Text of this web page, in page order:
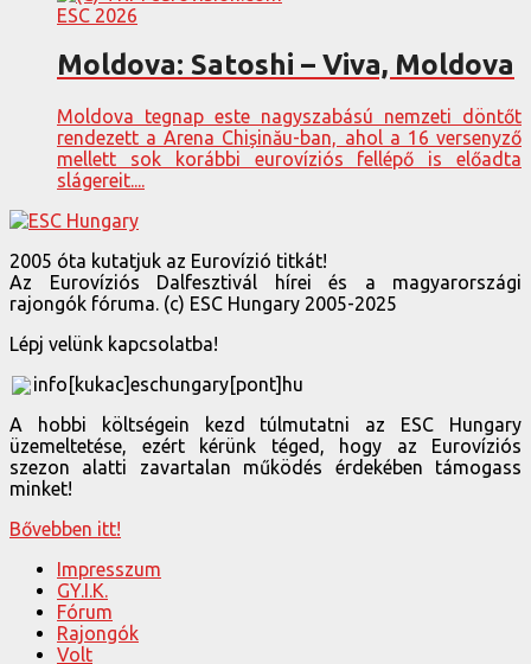
ESC 2026
Moldova: Satoshi – Viva, Moldova
Moldova tegnap este nagyszabású nemzeti döntőt
rendezett a Arena Chișinău-ban, ahol a 16 versenyző
mellett sok korábbi eurovíziós fellépő is előadta
slágereit....
2005 óta kutatjuk az Eurovízió titkát!
Az Eurovíziós Dalfesztivál hírei és a magyarországi
rajongók fóruma. (c) ESC Hungary 2005-2025
Lépj velünk kapcsolatba!
info[kukac]eschungary[pont]hu
A hobbi költségein kezd túlmutatni az ESC Hungary
üzemeltetése, ezért kérünk téged, hogy az Eurovíziós
szezon alatti zavartalan működés érdekében támogass
minket!
Bővebben itt!
Impresszum
GY.I.K.
Fórum
Rajongók
Volt